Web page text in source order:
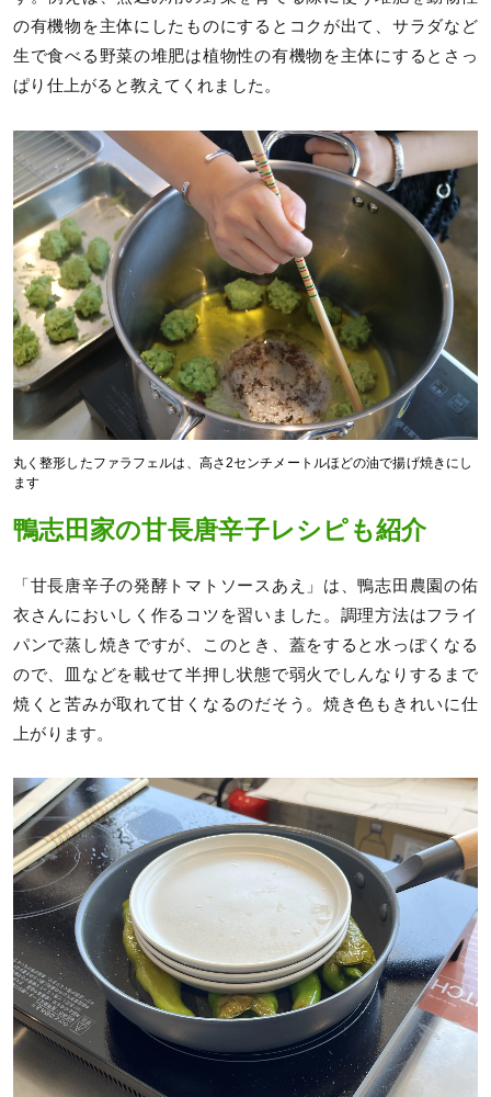
の有機物を主体にしたものにするとコクが出て、サラダなど
生で食べる野菜の堆肥は植物性の有機物を主体にするとさっ
ぱり仕上がると教えてくれました。
丸く整形したファラフェルは、高さ2センチメートルほどの油で揚げ焼きにし
ます
鴨志田家の甘長唐辛子レシピも紹介
「甘長唐辛子の発酵トマトソースあえ」は、鴨志田農園の佑
衣さんにおいしく作るコツを習いました。調理方法はフライ
パンで蒸し焼きですが、このとき、蓋をすると水っぽくなる
ので、皿などを載せて半押し状態で弱火でしんなりするまで
焼くと苦みが取れて甘くなるのだそう。焼き色もきれいに仕
上がります。